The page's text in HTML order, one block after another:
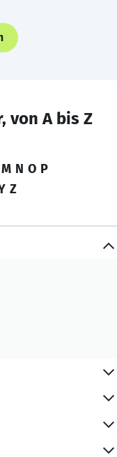
von A bis Z
M N O P
Z